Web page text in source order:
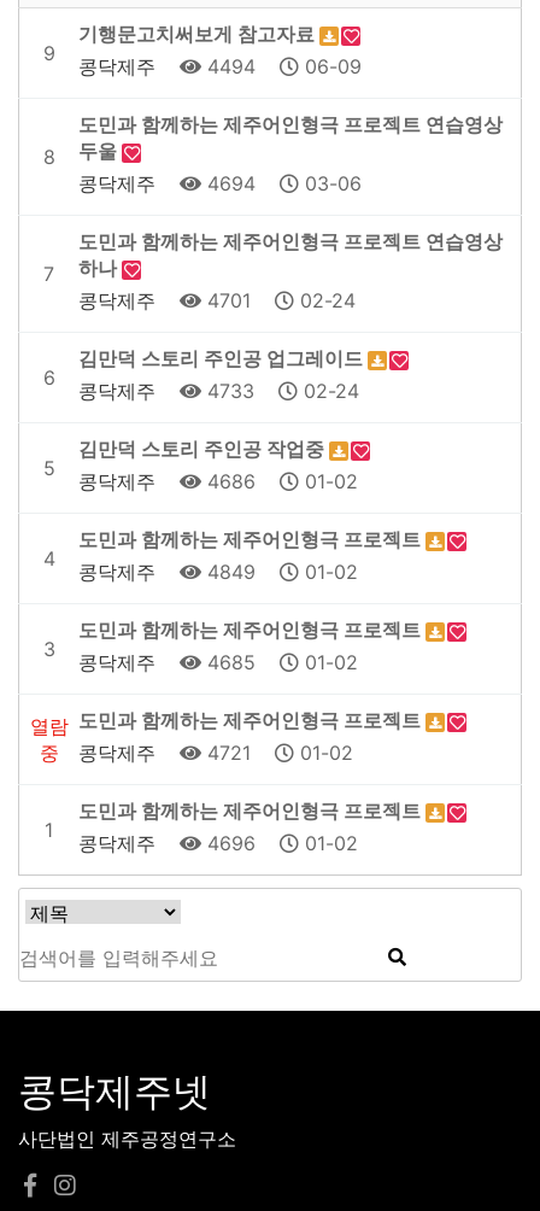
9
기행문고치써보게 참고자료
콩닥제주
4494 06-09
8
도민과 함께하는 제주어인형극 프로젝트 연습영상
두울
콩닥제주
4694 03-06
7
도민과 함께하는 제주어인형극 프로젝트 연습영상
하나
콩닥제주
4701 02-24
6
김만덕 스토리 주인공 업그레이드
콩닥제주
4733 02-24
5
김만덕 스토리 주인공 작업중
콩닥제주
4686 01-02
4
도민과 함께하는 제주어인형극 프로젝트
콩닥제주
4849 01-02
3
도민과 함께하는 제주어인형극 프로젝트
콩닥제주
4685 01-02
열람
중
도민과 함께하는 제주어인형극 프로젝트
콩닥제주
4721 01-02
1
도민과 함께하는 제주어인형극 프로젝트
콩닥제주
4696 01-02
콩닥제주넷
사단법인 제주공정연구소